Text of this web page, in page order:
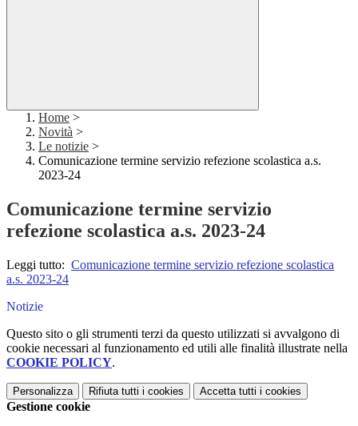
Home >
Novità >
Le notizie >
Comunicazione termine servizio refezione scolastica a.s.
2023-24
Comunicazione termine servizio
refezione scolastica a.s. 2023-24
Leggi tutto: Comunicazione termine servizio refezione scolastica
a.s. 2023-24
Notizie
Questo sito o gli strumenti terzi da questo utilizzati si avvalgono di
cookie necessari al funzionamento ed utili alle finalità illustrate nella
COOKIE POLICY.
Personalizza Rifiuta tutti i cookies Accetta tutti i cookies
Gestione cookie